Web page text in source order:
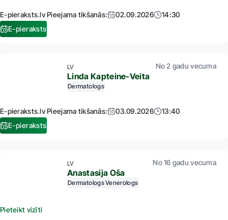
E-pieraksts.lv Pieejama tikšanās: 02.09.2026
14:30
E-pieraksts
LV No 2 gadu vecuma
Linda Kapteine-Veita
Dermatologs
E-pieraksts.lv Pieejama tikšanās: 03.09.2026
13:40
E-pieraksts
LV No 16 gadu vecuma
Anastasija Oša
DermatologsVenerologs
Pieteikt vizīti